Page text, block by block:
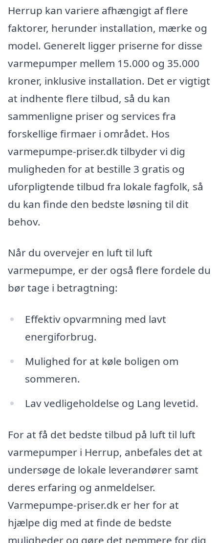
Herrup kan variere afhængigt af flere
faktorer, herunder installation, mærke og
model. Generelt ligger priserne for disse
varmepumper mellem 15.000 og 35.000
kroner, inklusive installation. Det er vigtigt
at indhente flere tilbud, så du kan
sammenligne priser og services fra
forskellige firmaer i området. Hos
varmepumpe-priser.dk tilbyder vi dig
muligheden for at bestille 3 gratis og
uforpligtende tilbud fra lokale fagfolk, så
du kan finde den bedste løsning til dit
behov.
Når du overvejer en luft til luft
varmepumpe, er der også flere fordele du
bør tage i betragtning:
Effektiv opvarmning med lavt
energiforbrug.
Mulighed for at køle boligen om
sommeren.
Lav vedligeholdelse og Lang levetid.
For at få det bedste tilbud på luft til luft
varmepumper i Herrup, anbefales det at
undersøge de lokale leverandører samt
deres erfaring og anmeldelser.
Varmepumpe-priser.dk er her for at
hjælpe dig med at finde de bedste
muligheder og gøre det nemmere for dig